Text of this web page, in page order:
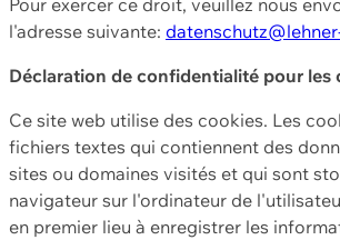
l'adresse suivante:
Déclaration de confidentialité pour les
Ce site web utilise des cookies. Les
fichiers textes qui contiennent des
sites ou domaines visités et qui sont
navigateur sur l'ordinateur de
en premier lieu à enregistrer les